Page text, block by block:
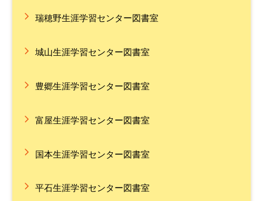
瑞穂野生涯学習センター図書室
城山生涯学習センター図書室
豊郷生涯学習センター図書室
富屋生涯学習センター図書室
国本生涯学習センター図書室
平石生涯学習センター図書室